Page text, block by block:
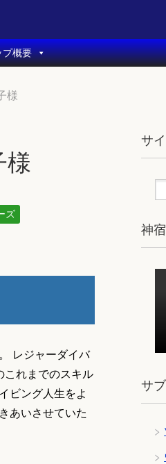
プ概要
様
ズ
レジャーダイバ
これまでのスキル
ビング人生をよ
あいさせていた
サ
神
サ